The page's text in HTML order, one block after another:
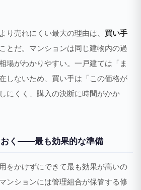
り売れにくい最大の理由は、 買い手
ことだ。マンションは同じ建物内の過
場がわかりやすい。一戸建ては「ま
しないため、買い手は「この価格が
にくく、購入の決断に時間がかか
おく——最も効果的な準備
をかけずにできて最も効果が高いの
ンションには管理組合が保管する修